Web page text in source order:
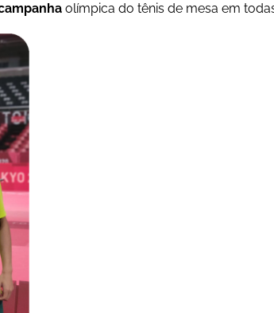
olímpica do tênis de mesa em